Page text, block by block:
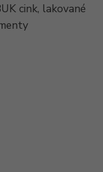
cink, lakované